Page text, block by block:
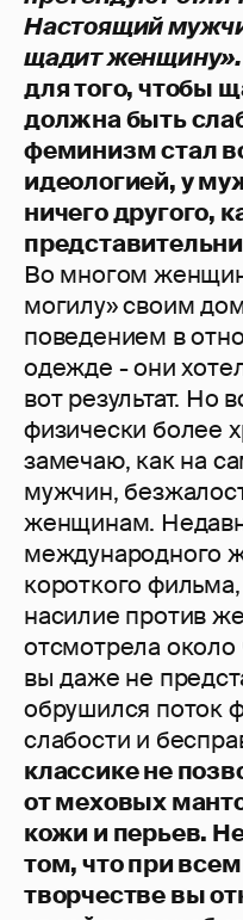
Настоящий
щадит женщину».
для того, чтобы
должна быть
феминизм стал
идеологией, у
ничего другого,
Во многом
могилу» своим
поведением в
одежде - они
вот результат. Но
физически более
замечаю, как на
мужчин,
женщинам.
международного
короткого
насилие против
отсмотрела
вы даже не
обрушился поток
слабости и
классике не
от меховых
кожи и перьев.
том, что при
творчестве вы